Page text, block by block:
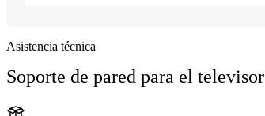
Asistencia técnica
Soporte de pared para el televisor